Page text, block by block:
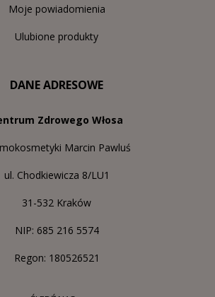
Moje powiadomienia
Ulubione produkty
DANE ADRESOWE
Zdrowego Włosa
Marcin Pawluś
ul. Chodkiewicza 8/LU1
31-532 Kraków
NIP: 685 216 5574
Regon: 180526521